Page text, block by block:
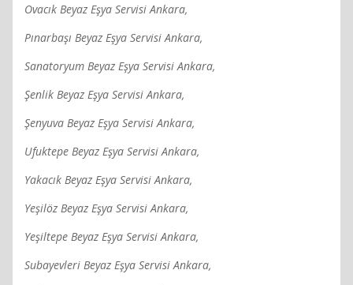
Ovacık Beyaz Eşya Servisi Ankara,
Pınarbaşı Beyaz Eşya Servisi Ankara,
Sanatoryum Beyaz Eşya Servisi Ankara,
Şenlik Beyaz Eşya Servisi Ankara,
Şenyuva Beyaz Eşya Servisi Ankara,
Ufuktepe Beyaz Eşya Servisi Ankara,
Yakacık Beyaz Eşya Servisi Ankara,
Yeşilöz Beyaz Eşya Servisi Ankara,
Yeşiltepe Beyaz Eşya Servisi Ankara,
Subayevleri Beyaz Eşya Servisi Ankara,